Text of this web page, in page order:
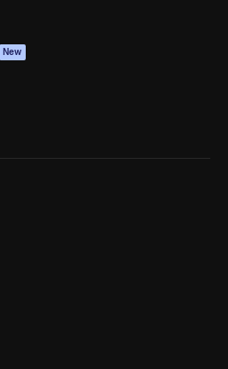
New